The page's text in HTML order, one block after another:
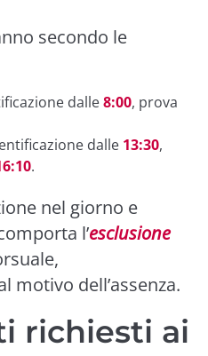
secondo le
dalle8:00, prova
dalle 13:30,
.
nel giorno e
l’esclusione
motivo dell’assenza.
richiesti ai